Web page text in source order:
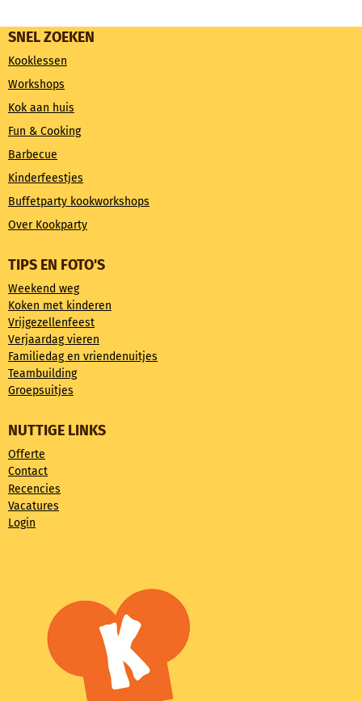
SNEL ZOEKEN
Kooklessen
Workshops
Kok aan huis
Fun & Cooking
Barbecue
Kinderfeestjes
Buffetparty kookworkshops
Over Kookparty
TIPS EN FOTO'S
Weekend weg
Koken met kinderen
Vrijgezellenfeest
Verjaardag vieren
Familiedag en vriendenuitjes
Teambuilding
Groepsuitjes
NUTTIGE LINKS
Offerte
Contact
Recencies
Vacatures
Login